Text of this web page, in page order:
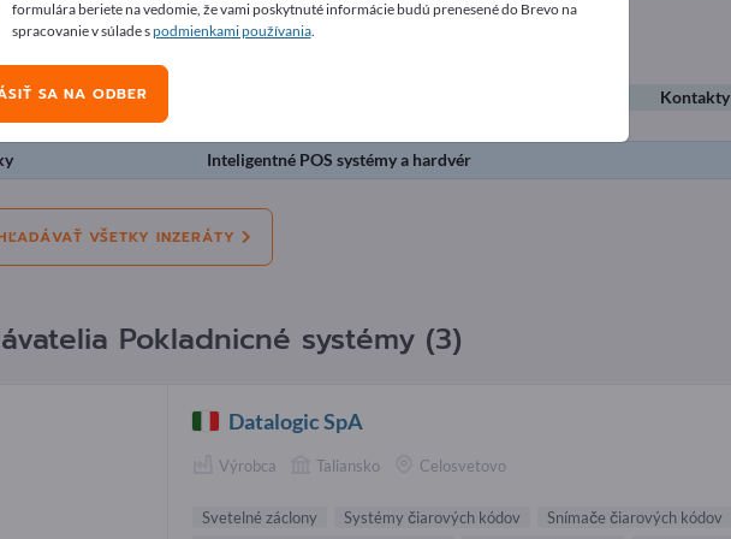
Ponuky Kontakty
Inteligentné POS systémy a hardvér
VŠETKY INZERÁTY
Pokladnicné systémy (3)
Datalogic SpA
Výrobca Taliansko Celosvetovo
Svetelné záclony Systémy čiarových kódov
Snímače čiarových kódov
formulára beriete na vedomie, že vami poskytnuté informácie budú prenesené do Brevo na
spracovanie v súlade spodmienkami používania.
SA NA ODBER